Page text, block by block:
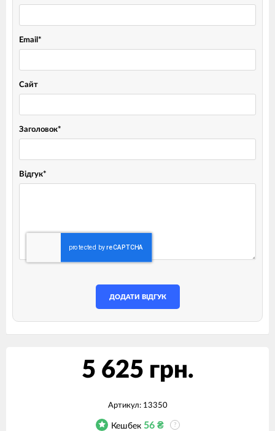
Email *
Сайт
Заголовок*
Відгук*
ДОДАТИ ВІДГУК
5 625 грн.
Артикул: 13350
Кешбек 56₴ ?